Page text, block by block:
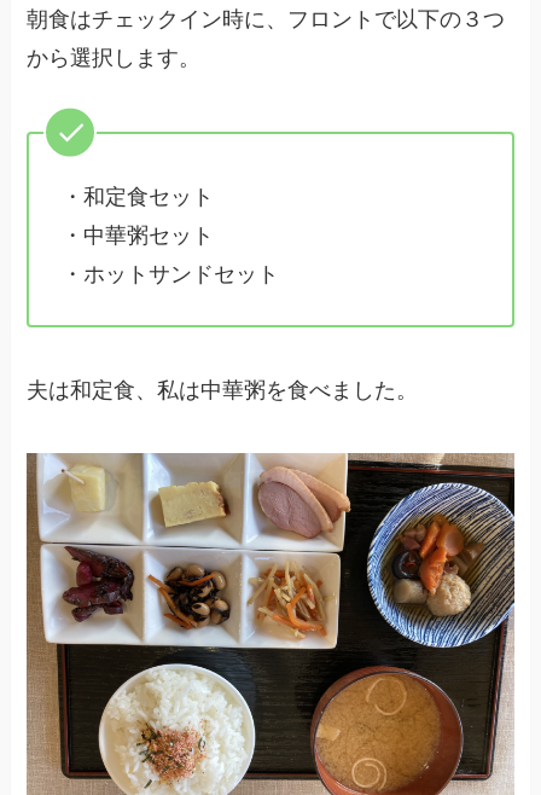
朝食はチェックイン時に、フロントで以下の３つ
から選択します。
・和定食セット
・中華粥セット
・ホットサンドセット
夫は和定食、私は中華粥を食べました。